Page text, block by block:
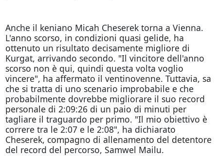
Anche il keniano Micah Cheserek torna a Vienna.
L'anno scorso, in condizioni quasi gelide, ha
ottenuto un risultato decisamente migliore di
Kurgat, arrivando secondo. "Il vincitore dell'anno
scorso non è qui, quindi questa volta voglio
vincere", ha affermato il ventinovenne. Tuttavia, sa
che si tratta di uno scenario improbabile e che
probabilmente dovrebbe migliorare il suo record
personale di 2:09:26 di un paio di minuti per
tagliare il traguardo per primo. "Il mio obiettivo è
correre tra le 2:07 e le 2:08", ha dichiarato
Cheserek, compagno di allenamento del detentore
del record del percorso, Samwel Mailu.